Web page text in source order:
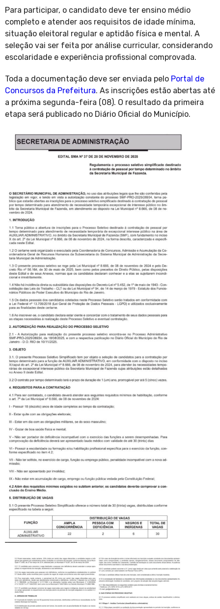
Para participar, o candidato deve ter ensino médio
completo e atender aos requisitos de idade mínima,
situação eleitoral regular e aptidão física e mental. A
seleção vai ser feita por análise curricular, considerando
escolaridade e experiência profissional comprovada.
Toda a documentação deve ser enviada pelo Portal de
Concursos da Prefeitura. As inscrições estão abertas até
a próxima segunda-feira (08). O resultado da primeira
etapa será publicado no Diário Oficial do Município.